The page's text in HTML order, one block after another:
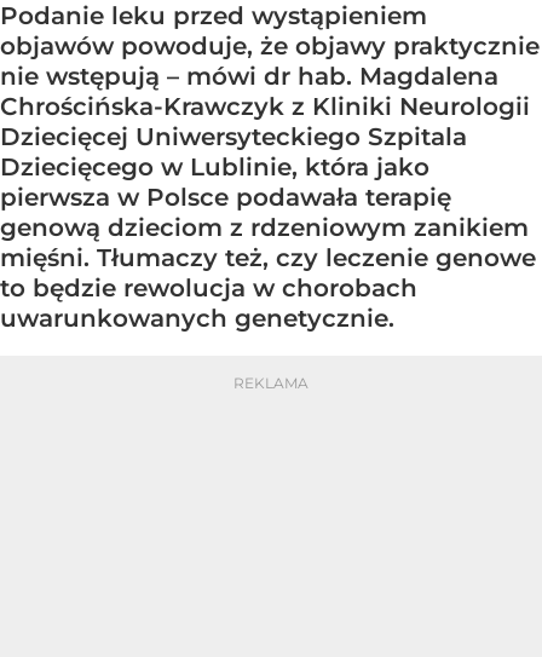
Podanie leku przed wystąpieniem
objawów powoduje, że objawy praktycznie
nie wstępują – mówi dr hab. Magdalena
Chrościńska-Krawczyk z Kliniki Neurologii
Dziecięcej Uniwersyteckiego Szpitala
Dziecięcego w Lublinie, która jako
pierwsza w Polsce podawała terapię
genową dzieciom z rdzeniowym zanikiem
mięśni. Tłumaczy też, czy leczenie genowe
to będzie rewolucja w chorobach
uwarunkowanych genetycznie.